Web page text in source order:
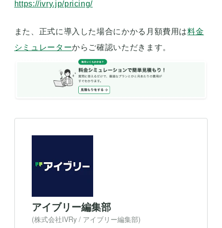
https://ivry.jp/pricing/
また、正式に導入した場合にかかる月額費用は料金
シミュレーターからご確認いただきます。
アイブリー編集部
(株式会社IVRy / アイブリー編集部)